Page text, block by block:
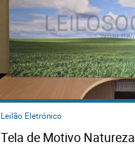
Leilão Eletrónico
Tela de Motivo Natureza